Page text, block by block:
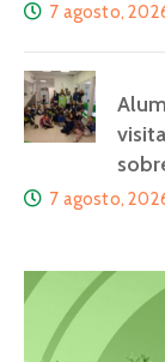
7 agosto,
7 agosto,